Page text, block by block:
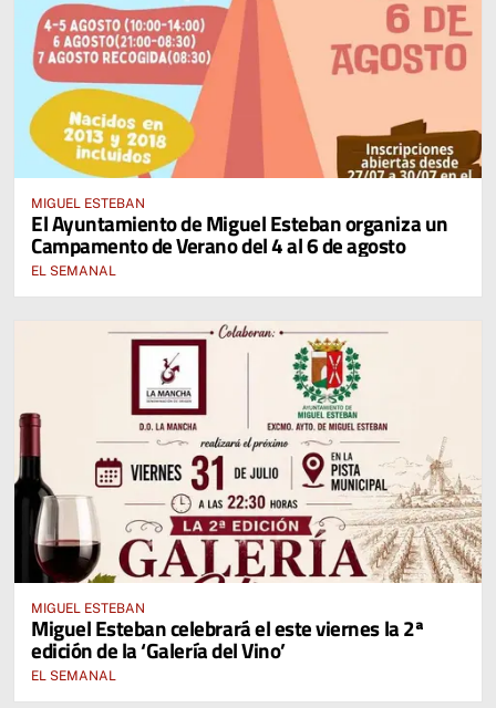
MIGUEL ESTEBAN
El Ayuntamiento de Miguel Esteban organiza un
Campamento de Verano del 4 al 6 de agosto
EL SEMANAL
MIGUEL ESTEBAN
Miguel Esteban celebrará el este viernes la 2ª
edición de la ‘Galería del Vino’
EL SEMANAL